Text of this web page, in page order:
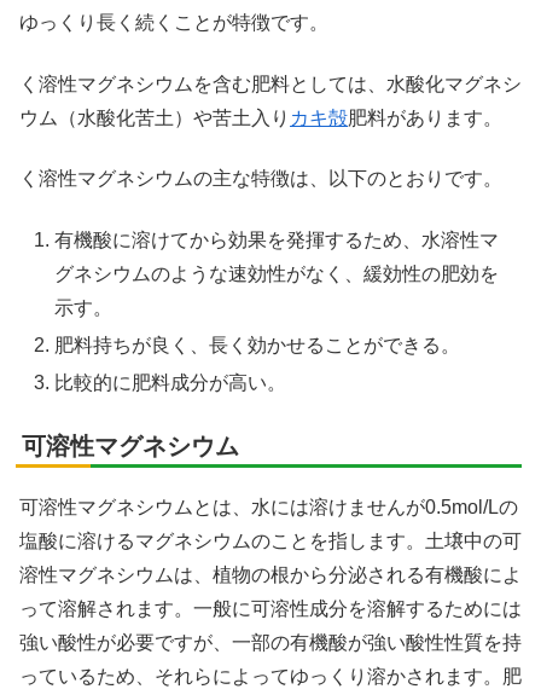
ゆっくり長く続くことが特徴です。
く溶性マグネシウムを含む肥料としては、水酸化マグネシ
ウム（水酸化苦土）や苦土入り カキ殻肥料があります。
く溶性マグネシウムの主な特徴は、以下のとおりです。
有機酸に溶けてから効果を発揮するため、水溶性マ
グネシウムのような速効性がなく、緩効性の肥効を
示す。
肥料持ちが良く、長く効かせることができる。
比較的に肥料成分が高い。
可溶性マグネシウム
可溶性マグネシウムとは、水には溶けませんが0.5mol/Lの
塩酸に溶けるマグネシウムのことを指します。土壌中の可
溶性マグネシウムは、植物の根から分泌される有機酸によ
って溶解されます。一般に可溶性成分を溶解するためには
強い酸性が必要ですが、一部の有機酸が強い酸性性質を持
っているため、それらによってゆっくり溶かされます。肥